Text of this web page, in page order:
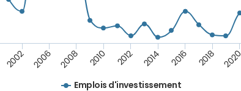
Emplois d'investissement
2002 2006 2008 2010 2012 2014 2016 2018 2020